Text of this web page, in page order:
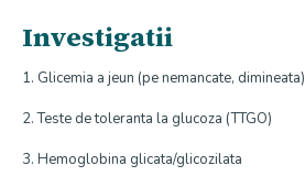
Investigatii
1. Glicemia a jeun (pe nemancate, dimineata)
2. Teste de toleranta la glucoza (TTGO)
3. Hemoglobina glicata/glicozilata